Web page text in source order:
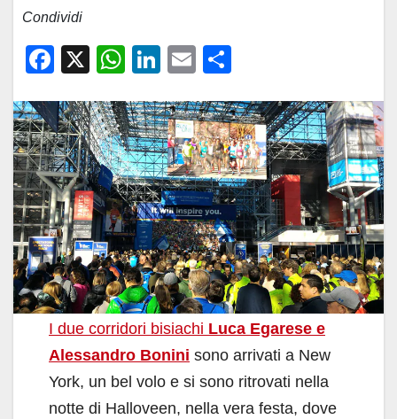
Condividi
F
c
e
b
o
o
k
X
W
at
s
A
p
p
Li
k
e
dI
n
E
ail n
di
vi
di
I due corridori bisiachi Luca Egarese e
Alessandro Bonini sono arrivati a New
York, un bel volo e si sono ritrovati nella
notte di Halloveen, nella vera festa, dove